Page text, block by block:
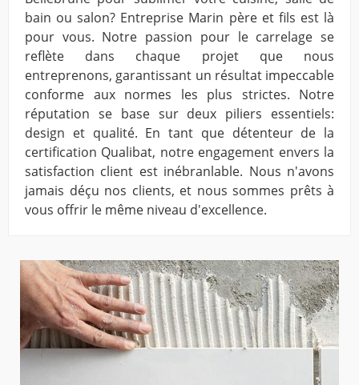
bain ou salon? Entreprise Marin père et fils est là
pour vous. Notre passion pour le carrelage se
reflète dans chaque projet que nous
entreprenons, garantissant un résultat impeccable
conforme aux normes les plus strictes. Notre
réputation se base sur deux piliers essentiels:
design et qualité. En tant que détenteur de la
certification Qualibat, notre engagement envers la
satisfaction client est inébranlable. Nous n'avons
jamais déçu nos clients, et nous sommes prêts à
vous offrir le même niveau d'excellence.